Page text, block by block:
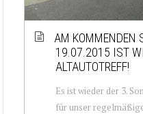
AM KOMMENDEN
19.07.2015 IST
ALTAUTOTREFF!
Es ist wieder der 3.
für unser